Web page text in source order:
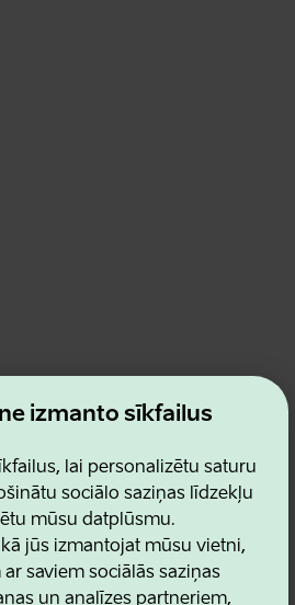
izmanto sīkfailus
lai personalizētu saturu
sociālo saziņas līdzekļu
mūsu datplūsmu.
jūs izmantojat mūsu vietni,
saviem sociālās saziņas
un analīzes partneriem,
Agency
politika